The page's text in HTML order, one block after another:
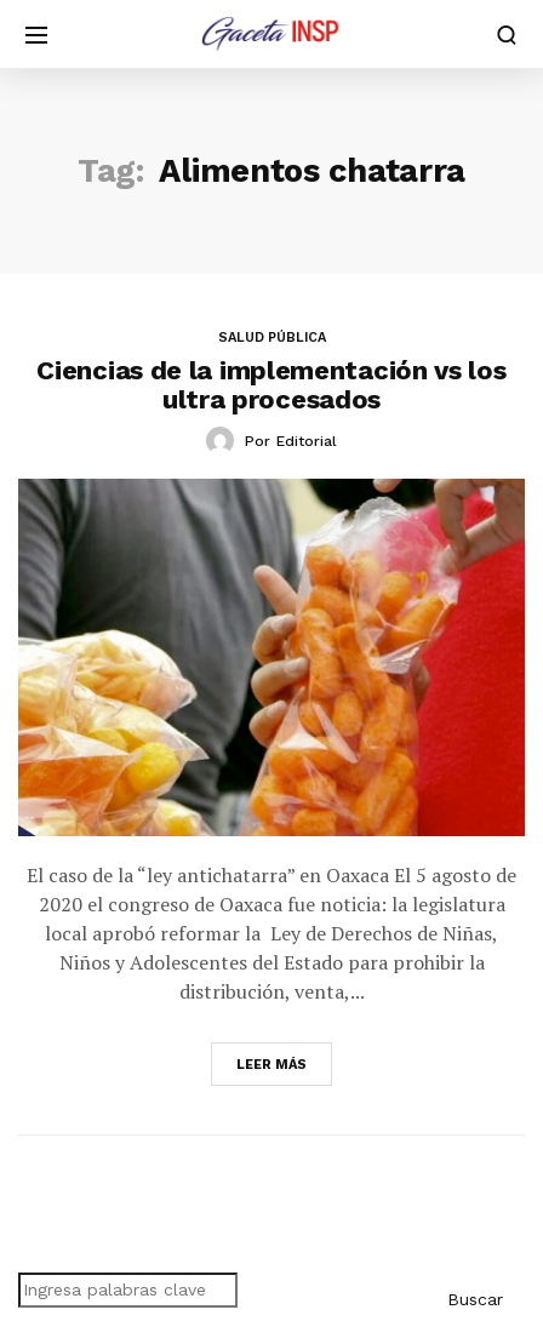
Tag: Alimentos chatarra
SALUD PÚBLICA
Ciencias de la implementación vs los
ultra procesados
Por Editorial
El caso de la “ley antichatarra” en Oaxaca El 5 agosto de
2020 el congreso de Oaxaca fue noticia: la legislatura
local aprobó reformar la Ley de Derechos de Niñas,
Niños y Adolescentes del Estado para prohibir la
distribución, venta,...
LEER MÁS
Buscar
Buscar